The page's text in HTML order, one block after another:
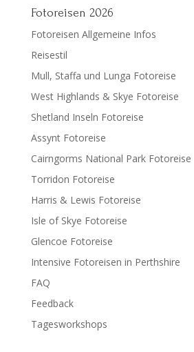
Fotoreisen 2026
Fotoreisen Allgemeine Infos
Reisestil
Mull, Staffa und Lunga Fotoreise
West Highlands & Skye Fotoreise
Shetland Inseln Fotoreise
Assynt Fotoreise
Cairngorms National Park Fotoreise
Torridon Fotoreise
Harris & Lewis Fotoreise
Isle of Skye Fotoreise
Glencoe Fotoreise
Intensive Fotoreisen in Perthshire
FAQ
Feedback
Tagesworkshops